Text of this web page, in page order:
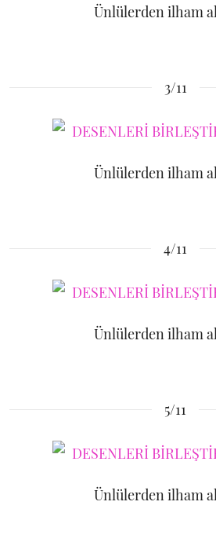
Ünlülerden ilham
3/11
Ünlülerden ilham
4/11
Ünlülerden ilham
5/11
Ünlülerden ilham